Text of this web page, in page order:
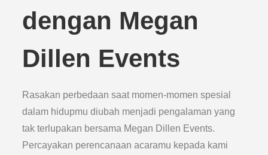
dengan Megan
Dillen Events
Rasakan perbedaan saat momen-momen spesial
dalam hidupmu diubah menjadi pengalaman yang
tak terlupakan bersama Megan Dillen Events.
Percayakan perencanaan acaramu kepada kami